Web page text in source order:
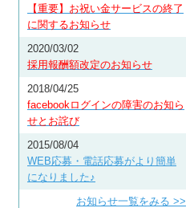
【重要】お祝い金サービスの終了
に関するお知らせ
2020/03/02
採用報酬額改定のお知らせ
2018/04/25
facebookログインの障害のお知ら
せとお詫び
2015/08/04
WEB応募・電話応募がより簡単
になりました♪
お知らせ一覧をみる >>